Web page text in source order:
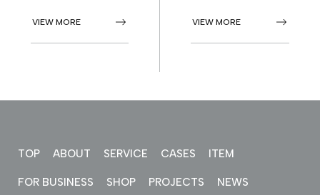
VIEW MORE VIEW MORE
TOP ABOUT SERVICE CASES ITEM
FOR BUSINESS SHOP PROJECTS NEWS